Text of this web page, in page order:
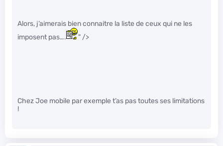
Alors, j’aimerais bien connaitre la liste de ceux qui ne les
imposent pas….
" />
Chez Joe mobile par exemple t’as pas toutes ses limitations
!